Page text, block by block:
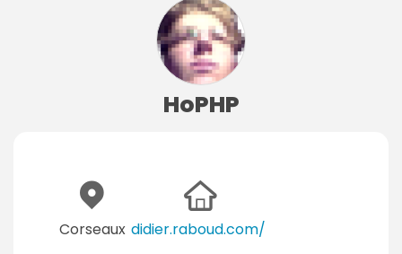
HoPHP
Corseaux didier.raboud.com/